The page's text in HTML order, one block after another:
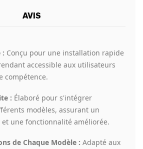
AVIS
: Conçu pour une installation rapide
accessible aux utilisateurs
compétence.
: Élaboré pour s'intégrer
modèles, assurant un
une fonctionnalité améliorée.
de Chaque Modèle : Adapté aux